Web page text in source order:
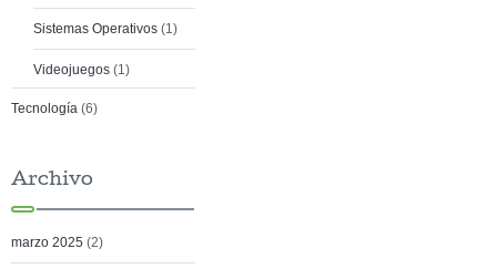
Sistemas Operativos (1)
Videojuegos (1)
Tecnología (6)
Archivo
marzo 2025 (2)